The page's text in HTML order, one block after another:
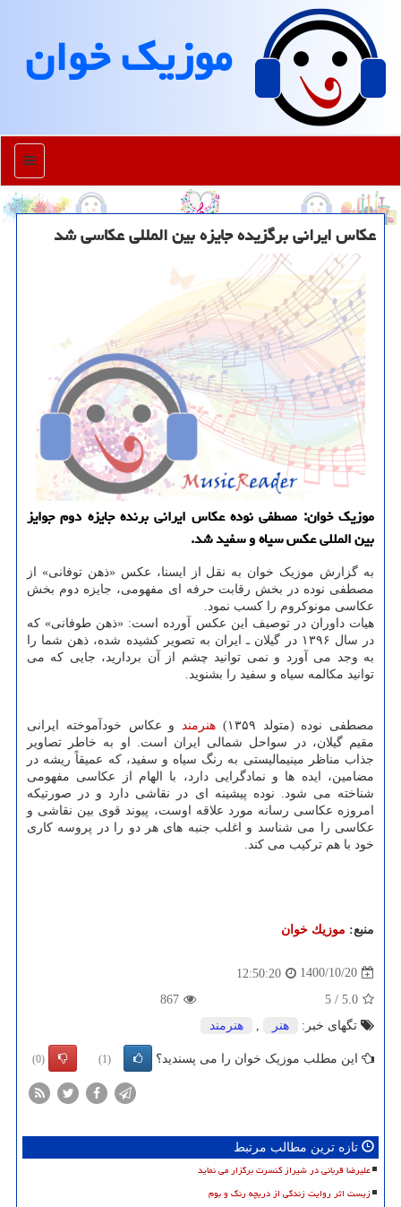
موزیك خوان
منو
عکاس ایرانی برگزیده جایزه بین المللی عکاسی شد
موزیک خوان: مصطفی نوده عکاس ایرانی برنده جایزه دوم جوایز
بین المللی عکس سیاه و سفید شد.
به گزارش موزیک خوان به نقل از ایسنا، عکس «ذهن توفانی» از
مصطفی نوده در بخش رقابت حرفه ای مفهومی، جایزه دوم بخش
عکاسی مونوکروم را کسب نمود.
هیات داوران در توصیف این عکس آورده است: «ذهن طوفانی» که
در سال ۱۳۹۶ در گیلان ـ ایران به تصویر کشیده شده، ذهن شما را
به وجد می آورد و نمی توانید چشم از آن بردارید، جایی که می
توانید مکالمه سیاه و سفید را بشنوید.
مصطفی نوده (متولد ۱۳۵۹) هنرمند و عکاس خودآموخته ایرانی
مقیم گیلان، در سواحل شمالی ایران است. او به خاطر تصاویر
جذاب مناظر مینیمالیستی به رنگ سیاه و سفید، که عمیقاً ریشه در
مضامین، ایده ها و نمادگرایی دارد، با الهام از عکاسی مفهومی
شناخته می شود. نوده پیشینه ای در نقاشی دارد و در صورتیکه
امروزه عکاسی رسانه مورد علاقه اوست، پیوند قوی بین نقاشی و
عکاسی را می شناسد و اغلب جنبه های هر دو را در پروسه کاری
خود با هم ترکیب می کند.
منبع: موزیك خوان
1400/10/20
12:50:20
5.0
/
5
867
تگهای خبر:
هنر , هنرمند
این مطلب موزیک خوان را می پسندید؟ (1)
(0)
تازه ترین مطالب مرتبط
علیرضا قربانی در شیراز کنسرت برگزار می نماید
زیست اثر روایت زندگی از دریچه رنگ و بوم